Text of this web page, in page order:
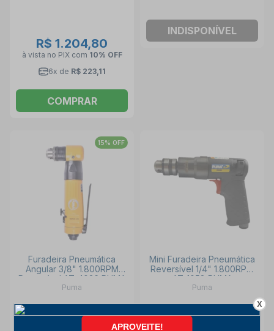
R$ 1.204,80
à vista no PIX com 10% OFF
6x de R$ 223,11
COMPRAR
INDISPONÍVEL
15% OFF
Furadeira Pneumática
Angular 3/8" 1.800RPM
Reversível AT-4036 PUMA
Puma
Mini Furadeira Pneumática
Reversível 1/4" 1.800RPM
AT-1058 PUMA
Puma
X